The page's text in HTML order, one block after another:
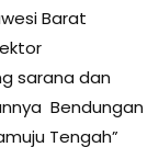
Barat
sarana dan
Bendungan
Tengah”